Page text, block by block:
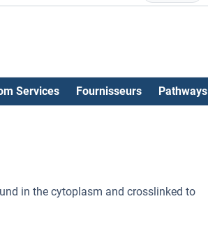
Services Fournisseurs Pathways
in the cytoplasm and crosslinked to